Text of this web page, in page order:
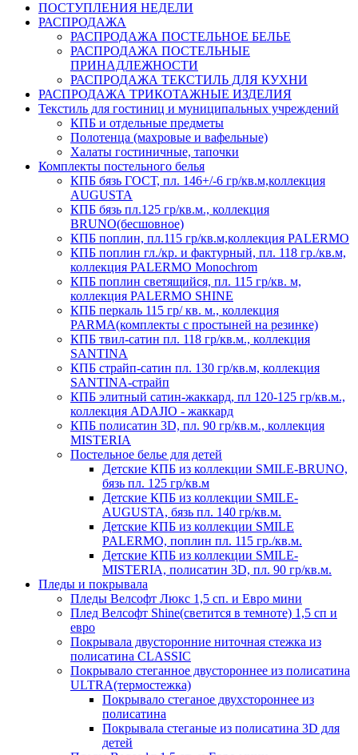
ПОСТУПЛЕНИЯ НЕДЕЛИ
РАСПРОДАЖА
РАСПРОДАЖА ПОСТЕЛЬНОЕ БЕЛЬЕ
РАСПРОДАЖА ПОСТЕЛЬНЫЕ
ПРИНАДЛЕЖНОСТИ
РАСПРОДАЖА ТЕКСТИЛЬ ДЛЯ КУХНИ
РАСПРОДАЖА ТРИКОТАЖНЫЕ ИЗДЕЛИЯ
Текстиль для гостиниц и муниципальных учреждений
КПБ и отдельные предметы
Полотенца (махровые и вафельные)
Халаты гостиничные, тапочки
Комплекты постельного белья
КПБ бязь ГОСТ, пл. 146+/-6 гр/кв.м,коллекция
AUGUSTA
КПБ бязь пл.125 гр/кв.м., коллекция
BRUNO(бесшовное)
КПБ поплин, пл.115 гр/кв.м,коллекция PALERMO
КПБ поплин гл./кр. и фактурный, пл. 118 гр./кв.м,
коллекция PALERMO Monochrom
КПБ поплин светящийся, пл. 115 гр/кв. м,
коллекция PALERMO SHINE
КПБ перкаль 115 гр/ кв. м., коллекция
PARMA(комплекты с простыней на резинке)
КПБ твил-сатин пл. 118 гр/кв.м., коллекция
SANTINA
КПБ страйп-сатин пл. 130 гр/кв.м, коллекция
SANTINA-страйп
КПБ элитный сатин-жаккард, пл 120-125 гр/кв.м.,
коллекция ADAJIO - жаккард
КПБ полисатин 3D, пл. 90 гр/кв.м., коллекция
MISTERIA
Постельное белье для детей
Детские КПБ из коллекции SMILE-BRUNO,
бязь пл. 125 гр/кв.м
Детские КПБ из коллекции SMILE-
AUGUSTA, бязь пл. 140 гр/кв.м.
Детские КПБ из коллекции SMILE
PALERMO, поплин пл. 115 гр./кв.м.
Детские КПБ из коллекции SMILE-
MISTERIA, полисатин 3D, пл. 90 гр/кв.м.
Пледы и покрывала
Пледы Велсофт Люкс 1,5 сп. и Евро мини
Плед Велсофт Shine(светится в темноте) 1,5 сп и
евро
Покрывала двусторонние ниточная стежка из
полисатина CLASSIC
Покрывало стеганное двустороннее из полисатина
ULTRA(термостежка)
Покрывало стеганое двухстороннее из
полисатина
Покрывала стеганые из полисатина 3D для
детей